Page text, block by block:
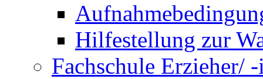
Hilfestellung zur
Fachschule Erzieher/